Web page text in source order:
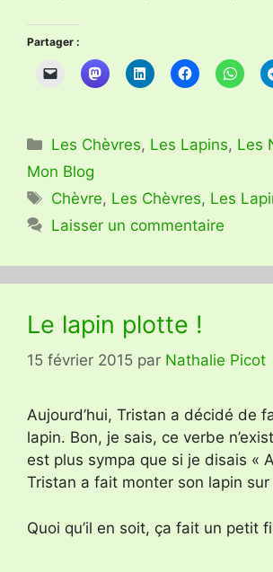
Partager :
Catégories
Les Chèvres, Les Lapins, Les
Mon Blog
Étiquettes
Chèvre, Les Chèvres, Les
Laisser un commentaire
Le lapin plotte !
15 février 2015 par Nathalie Picot
Aujourd’hui, Tristan a décidé de
lapin. Bon, je sais, ce verbe
est plus sympa que si je disais «
Tristan a fait monter son lapin sur
Quoi qu’il en soit, ça fait un petit